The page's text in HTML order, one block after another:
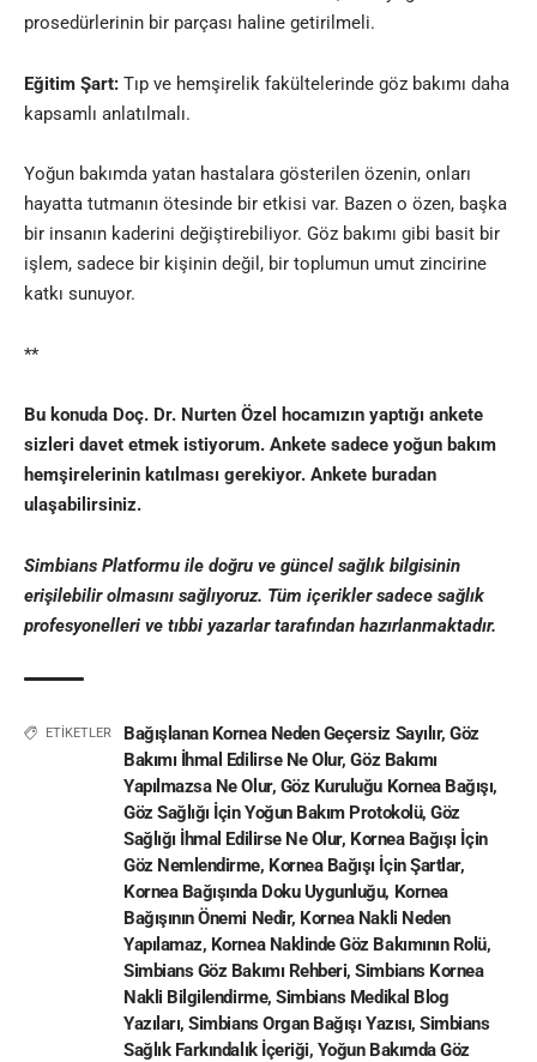
prosedürlerinin bir parçası haline getirilmeli.
Eğitim Şart: Tıp ve hemşirelik fakültelerinde göz bakımı daha
kapsamlı anlatılmalı.
Yoğun bakımda yatan hastalara gösterilen özenin, onları
hayatta tutmanın ötesinde bir etkisi var. Bazen o özen, başka
bir insanın kaderini değiştirebiliyor. Göz bakımı gibi basit bir
işlem, sadece bir kişinin değil, bir toplumun umut zincirine
katkı sunuyor.
**
Bu konuda Doç. Dr. Nurten Özel hocamızın yaptığı ankete
sizleri davet etmek istiyorum. Ankete sadece yoğun bakım
hemşirelerinin katılması gerekiyor. Ankete buradan
ulaşabilirsiniz.
Simbians Platformu ile doğru ve güncel sağlık bilgisinin
erişilebilir olmasını sağlıyoruz. Tüm içerikler sadece sağlık
profesyonelleri ve tıbbi yazarlar tarafından hazırlanmaktadır.
ETİKETLER Bağışlanan Kornea Neden Geçersiz Sayılır,Göz
Bakımı İhmal Edilirse Ne Olur,Göz Bakımı
Yapılmazsa Ne Olur, Göz Kuruluğu Kornea Bağışı,
Göz Sağlığı İçin Yoğun Bakım Protokolü,Göz
Sağlığı İhmal Edilirse Ne Olur, Kornea Bağışı İçin
Göz Nemlendirme, Kornea Bağışı İçin Şartlar,
Kornea Bağışında Doku Uygunluğu, Kornea
Bağışının Önemi Nedir, Kornea Nakli Neden
Yapılamaz, Kornea Naklinde Göz Bakımının Rolü,
Simbians Göz Bakımı Rehberi,Simbians Kornea
Nakli Bilgilendirme,Simbians Medikal Blog
Yazıları,Simbians Organ Bağışı Yazısı,Simbians
Sağlık Farkındalık İçeriği, Yoğun Bakımda Göz